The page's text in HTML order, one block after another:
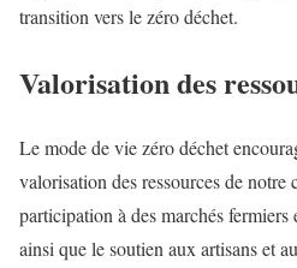
transition vers le zéro déchet.
Valorisation des
Le mode de vie zéro déchet
valorisation des ressources de
participation à des marchés
ainsi que le soutien aux artisans et